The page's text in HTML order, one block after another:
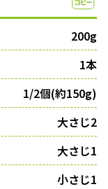
200g
1本
1/2個(約150g)
大さじ2
大さじ1
小さじ1